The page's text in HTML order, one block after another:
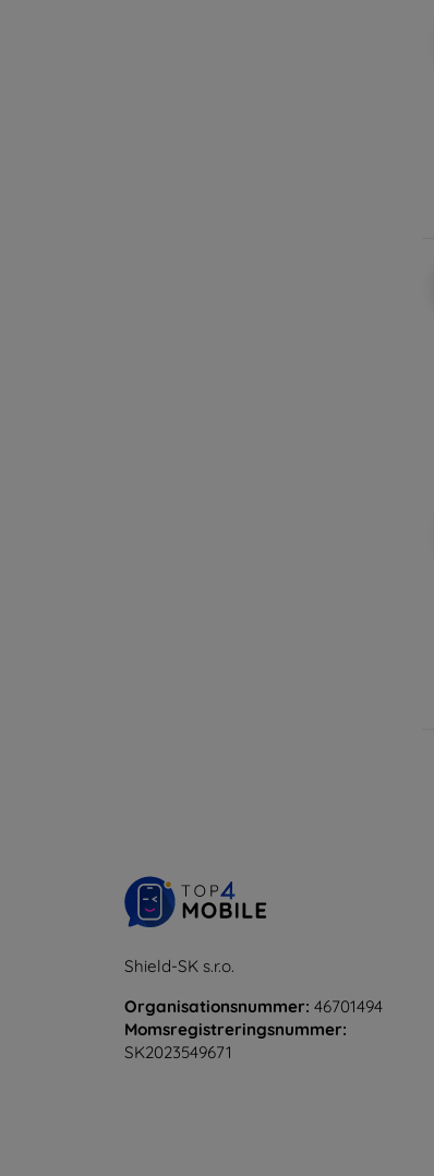
Shield-SK s.r.o.
Organisationsnummer: 46701494
Momsregistreringsnummer:
SK2023549671